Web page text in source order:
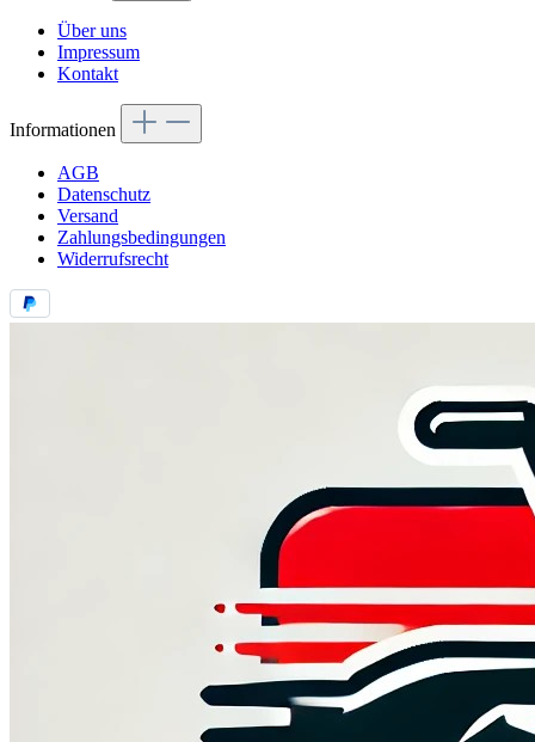
Über uns
Impressum
Kontakt
Informationen
AGB
Datenschutz
Versand
Zahlungsbedingungen
Widerrufsrecht